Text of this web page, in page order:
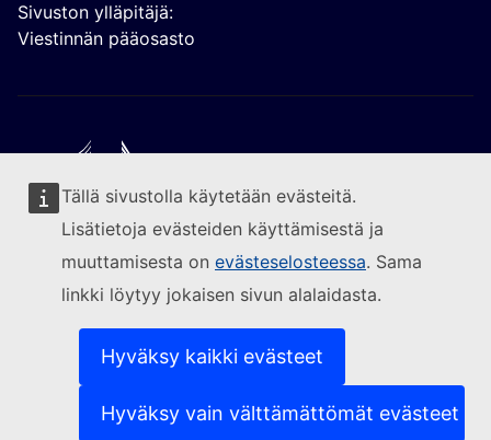
Tällä sivustolla käytetään evästeitä.
Lisätietoja evästeiden käyttämisestä ja
muuttamisesta on evästeselosteessa. Sama
linkki löytyy jokaisen sivun alalaidasta.
Hyväksy kaikki evästeet
Hyväksy vain välttämättömät evästeet
Sivuston ylläpitäjä:
Viestinnän pääosasto
Seuraa Euroopan komissiota
Yhteydenotot(Ulkoinen linkki)
Ilmoita IT-haavoittuvuudesta(Ulkoinen linkki)
Sivustojen kielivalikoima(Ulkoinen linkki)
(Ulkoinen linkki)
Tietosuojaperiaatteet
Oikeudellinen huomautus
(Ulkoinen linkki)
Saavutettavuus